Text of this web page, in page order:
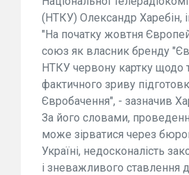
(НТКУ) Олександр Харебін,
"На початку жовтня
союз як власник бренду
НТКУ червону картку щодо
фактичного зриву
Євробачення", - зазначив
За його словами,
може зірватися через
Україні, недосконалість
і зневажливого ставлення